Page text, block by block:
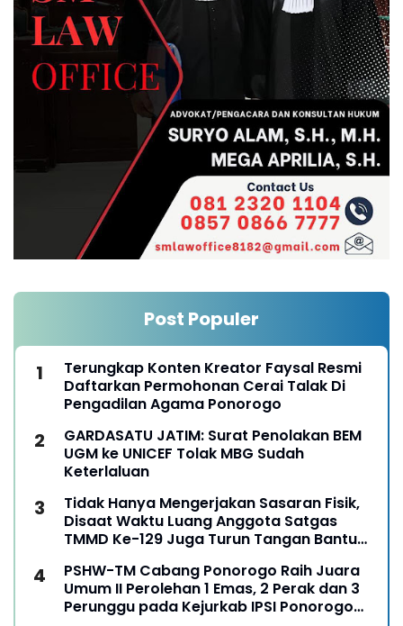
Post Populer
Terungkap Konten Kreator Faysal Resmi
Daftarkan Permohonan Cerai Talak Di
Pengadilan Agama Ponorogo
GARDASATU JATIM: Surat Penolakan BEM
UGM ke UNICEF Tolak MBG Sudah
Keterlaluan
Tidak Hanya Mengerjakan Sasaran Fisik,
Disaat Waktu Luang Anggota Satgas
TMMD Ke-129 Juga Turun Tangan Bantu
PSHW-TM Cabang Ponorogo Raih Juara
Umum II Perolehan 1 Emas, 2 Perak dan 3
Perunggu pada Kejurkab IPSI Ponorogo